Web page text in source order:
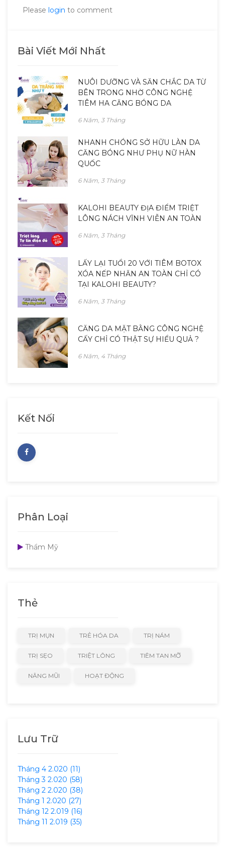
Please login to comment
Bài Viết Mới Nhất
NUÔI DƯỠNG VÀ SĂN CHẮC DA TỪ
BÊN TRONG NHỜ CÔNG NGHỆ
TIÊM HA CĂNG BÓNG DA
6 Năm, 3 Tháng
NHANH CHÓNG SỞ HỮU LÀN DA
CĂNG BÓNG NHƯ PHỤ NỮ HÀN
QUỐC
6 Năm, 3 Tháng
KALOHI BEAUTY ĐỊA ĐIỂM TRIỆT
LÔNG NÁCH VĨNH VIỄN AN TOÀN
6 Năm, 3 Tháng
LẤY LẠI TUỔI 20 VỚI TIÊM BOTOX
XÓA NẾP NHĂN AN TOÀN CHỈ CÓ
TẠI KALOHI BEAUTY?
6 Năm, 3 Tháng
CĂNG DA MẶT BẰNG CÔNG NGHỆ
CẤY CHỈ CÓ THẬT SỰ HIỂU QUẢ ?
6 Năm, 4 Tháng
Kết Nối
Phân Loại
Thẩm Mỹ
Thẻ
TRỊ MỤN TRẺ HÓA DA TRỊ NÁM
TRỊ SẸO TRIỆT LÔNG TIÊM TAN MỠ
NÂNG MŨI HOẠT ĐỘNG
Lưu Trữ
Tháng 4 2.020 (11)
Tháng 3 2.020 (58)
Tháng 2 2.020 (38)
Tháng 1 2.020 (27)
Tháng 12 2.019 (16)
Tháng 11 2.019 (35)